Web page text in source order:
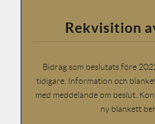
Rekvisition
Bidrag som beslutats före
tidigare. Information och
med meddelande om beslut.
ny blankett